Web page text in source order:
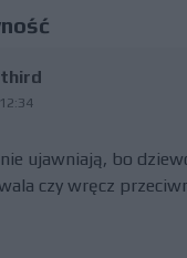
ujawniają, bo
czy wręcz